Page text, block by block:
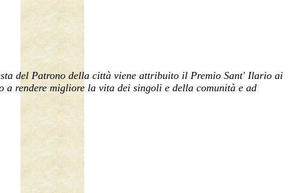
del Patrono della città viene attribuito il Premio Sant' Ilario ai
rendere migliore la vita dei singoli e della comunità e ad